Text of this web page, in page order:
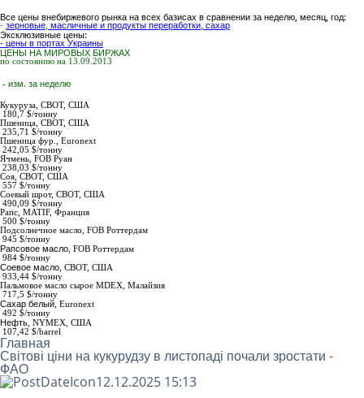
Все цены внебиржевого рынка на всех базисах в сравнении за неделю, месяц, год:
- зерновые, масличные и продукты переработки, сахар
Эксклюзивные цены:
- цены в портах Украины
ЦЕНЫ НА МИРОВЫХ БИРЖАХ
по состоянию на 13.09.2013
- изм. за неделю
Кукуруза, СВОТ, США
180,7 $/тонну
Пшеница, СВОТ, США
235,71 $/тонну
Пшеница фур.,
Euronext
242,05 $/тонну
Ячмень, FOB Руан
238,03 $/тонну
Соя, СВОТ, США
557 $/тонну
Соевый шрот, СВОТ, США
490,09 $/тонну
Рапс , MATIF, Франция
500 $/тонну
Подсолнечное масло FOB Роттердам
945 $/тонну
Рапсовое масло FOB Роттердам
984 $/тонну
Соевое масло СВОТ, США
933,44 $/тонну
Пальмовое масло сырое МDEX , Малайзия
717,5 $/тонну
Сахар белый Euronext
492 $/тонну
Нефть , NYMEX, США
107,42 $/barrel
Главная
Світові ціни на кукурудзу в листопаді почали зростати -
ФАО
12.12.2025 15:13